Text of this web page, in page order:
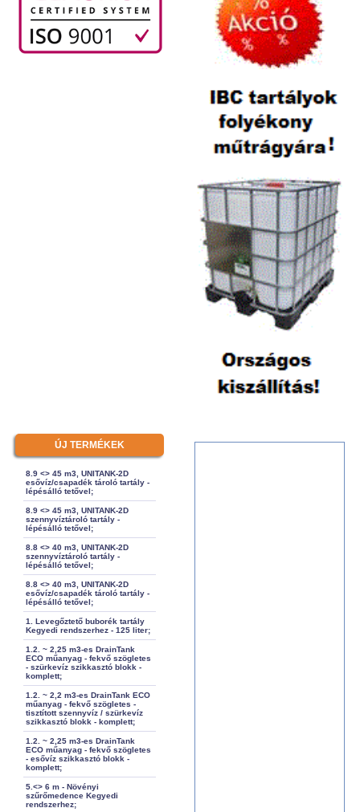
ÚJ TERMÉKEK
8.9 <> 45 m3, UNITANK-2D
esővíz/csapadék tároló tartály -
lépésálló tetővel;
8.9 <> 45 m3, UNITANK-2D
szennyvíztároló tartály -
lépésálló tetővel;
8.8 <> 40 m3, UNITANK-2D
szennyvíztároló tartály -
lépésálló tetővel;
8.8 <> 40 m3, UNITANK-2D
esővíz/csapadék tároló tartály -
lépésálló tetővel;
1. Levegőztető buborék tartály
Kegyedi rendszerhez - 125 liter;
1.2. ~ 2,25 m3-es DrainTank
ECO műanyag - fekvő szögletes
- szürkevíz szikkasztó blokk -
komplett;
1.2. ~ 2,2 m3-es DrainTank ECO
műanyag - fekvő szögletes -
tisztított szennyvíz / szürkevíz
szikkasztó blokk - komplett;
1.2. ~ 2,25 m3-es DrainTank
ECO műanyag - fekvő szögletes
- esővíz szikkasztó blokk -
komplett;
5.<> 6 m - Növényi
szűrőmedence Kegyedi
rendszerhez;